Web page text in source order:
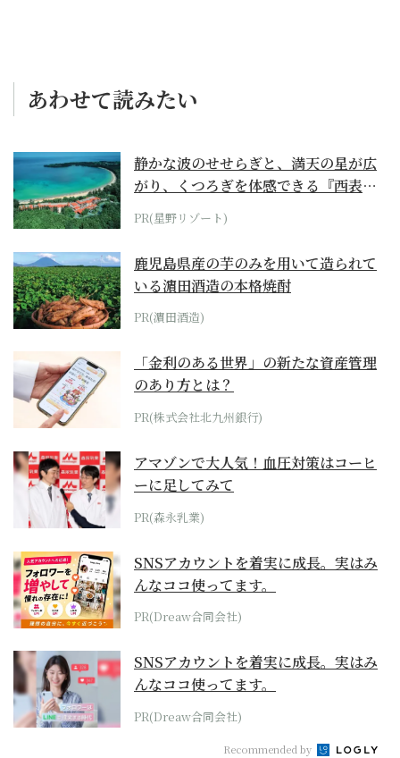
あわせて読みたい
静かな波のせせらぎと、満天の星が広
がり、くつろぎを体感できる『西表島
ホテル by...
PR(星野リゾート)
鹿児島県産の芋のみを用いて造られて
いる濵田酒造の本格焼酎
PR(濵田酒造)
「金利のある世界」の新たな資産管理
のあり方とは？
PR(株式会社北九州銀行)
アマゾンで大人気！血圧対策はコーヒ
ーに足してみて
PR(森永乳業)
SNSアカウントを着実に成長。実はみ
んなココ使ってます。
PR(Dreaw合同会社)
SNSアカウントを着実に成長。実はみ
んなココ使ってます。
PR(Dreaw合同会社)
Recommended by